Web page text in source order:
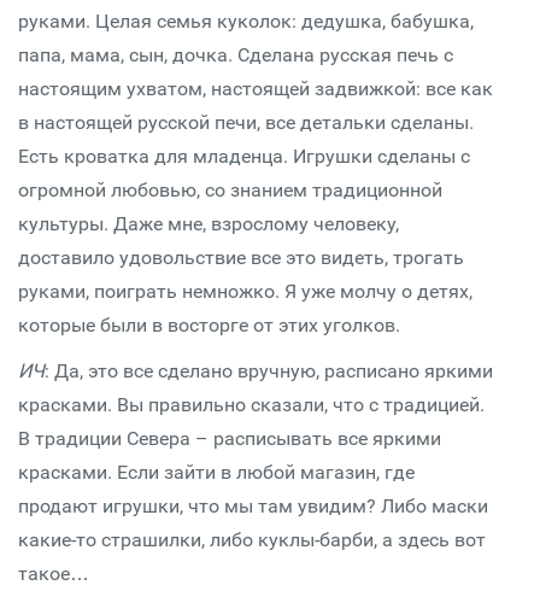
руками. Целая семья куколок: дедушка, бабушка,
папа, мама, сын, дочка. Сделана русская печь с
настоящим ухватом, настоящей задвижкой: все как
в настоящей русской печи, все детальки сделаны.
Есть кроватка для младенца. Игрушки сделаны с
огромной любовью, со знанием традиционной
культуры. Даже мне, взрослому человеку,
доставило удовольствие все это видеть, трогать
руками, поиграть немножко. Я уже молчу о детях,
которые были в восторге от этих уголков.
ИЧ: Да, это все сделано вручную, расписано яркими
красками. Вы правильно сказали, что с традицией.
В традиции Севера – расписывать все яркими
красками. Если зайти в любой магазин, где
продают игрушки, что мы там увидим? Либо маски
какие-то страшилки, либо куклы-барби, а здесь вот
такое…